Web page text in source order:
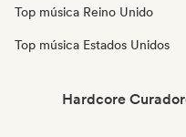
Top música Reino Unido
Top música Estados Unidos
Hardcore